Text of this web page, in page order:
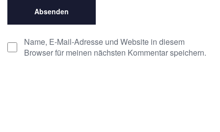
Name, E-Mail-Adresse und Website in diesem
Browser für meinen nächsten Kommentar speichern.